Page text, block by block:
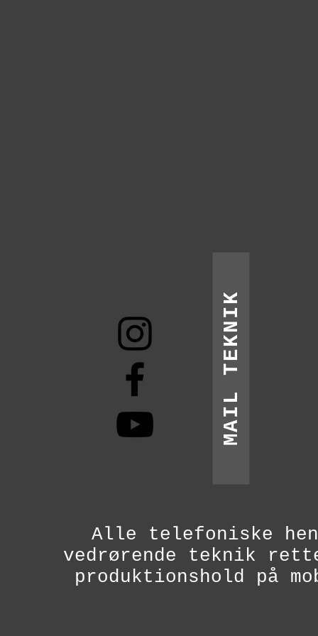
MAIL TEKNIK
Alle telefoniske
vedrørende teknik
produktionshold på